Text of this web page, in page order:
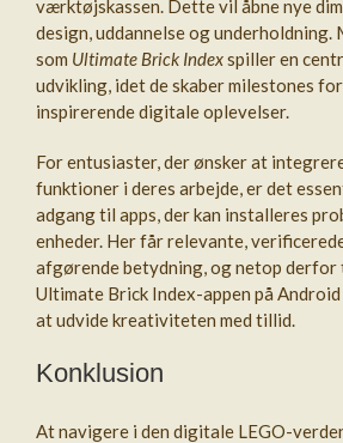
værktøjskassen. Dette vil åbne nye
design, uddannelse og
som Ultimate Brick Indexspiller en
udvikling, idet de skaber milestones
inspirerende digitale oplevelser.
For entusiaster, der ønsker at
funktioner i deres arbejde, er det
adgang til apps, der kan installeres
enheder. Her får relevante,
afgørende betydning, og netop
Ultimate Brick Index-appen på
at udvide kreativiteten med tillid.
Konklusion
At navigere i den digitale LEGO-